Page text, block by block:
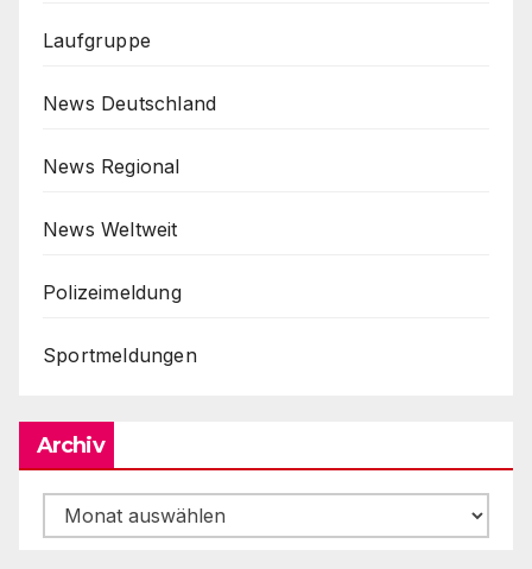
Laufgruppe
News Deutschland
News Regional
News Weltweit
Polizeimeldung
Sportmeldungen
Archiv
Archiv